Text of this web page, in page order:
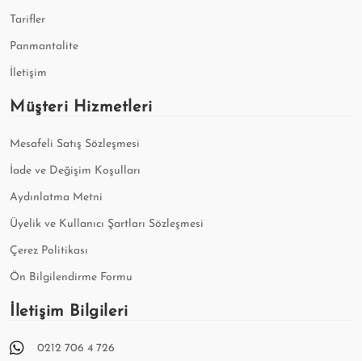
Tarifler
Panmantalite
İletişim
Müşteri Hizmetleri
Mesafeli Satış Sözleşmesi
İade ve Değişim Koşulları
Aydınlatma Metni
Üyelik ve Kullanıcı Şartları Sözleşmesi
Çerez Politikası
Ön Bilgilendirme Formu
İletişim Bilgileri
0212 706 4 726